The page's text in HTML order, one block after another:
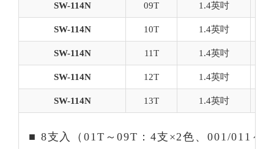
SW-114N 09T 1.4英吋
SW-114N 10T 1.4英吋
SW-114N 11T 1.4英吋
SW-114N 12T 1.4英吋
SW-114N 13T 1.4英吋
■ 8支入（01T～09T：4支×2色、001/011～